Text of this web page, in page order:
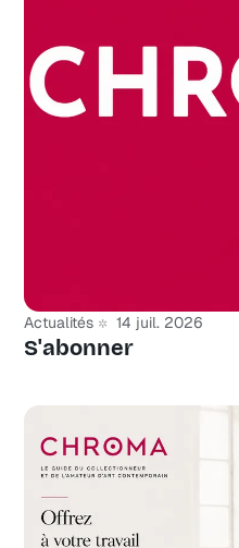
Actualités 14 juil. 2026
S'abonner